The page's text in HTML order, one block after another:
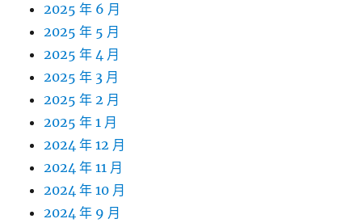
2025 年 6 月
2025 年 5 月
2025 年 4 月
2025 年 3 月
2025 年 2 月
2025 年 1 月
2024 年 12 月
2024 年 11 月
2024 年 10 月
2024 年 9 月